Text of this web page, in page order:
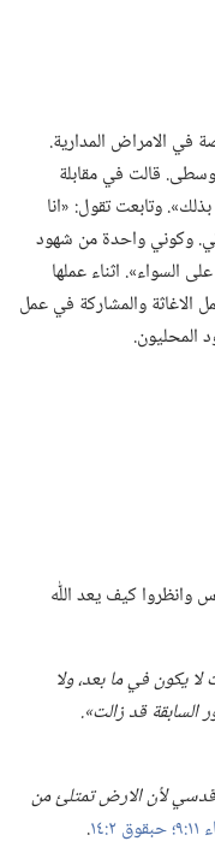
٤٣ سنة ومتخصصة في الامراض المدارية.‏
قالت في مقابلة
وتابعت تقول:‏ «انا
وكوني واحدة من شهود
السواء».‏ اثناء عملها
الاغاثة والمشاركة في عمل
المحليون.‏
وانظروا كيف يعد اللّٰه
يكونفيما بعد،‏ ولا
السابقة قد زالت».‏
لأن الارض تمتلئ من
حبقوق ٢:‏١٤
‏.‏